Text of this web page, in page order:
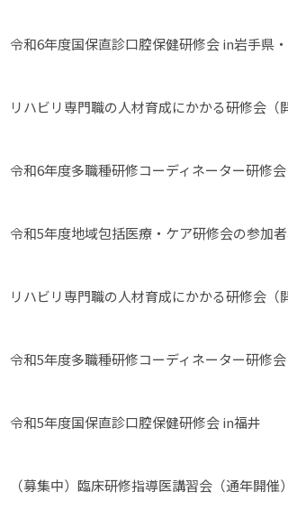
令和6年度国保直診口腔保健研修会 in岩手県
リハビリ専門職の人材育成にかかる研修会（
令和6年度多職種研修コーディネーター研修
令和5年度地域包括医療・ケア研修会の参加
リハビリ専門職の人材育成にかかる研修会（
令和5年度多職種研修コーディネーター研修
令和5年度国保直診口腔保健研修会 in福井
（募集中）臨床研修指導医講習会（通年開催）